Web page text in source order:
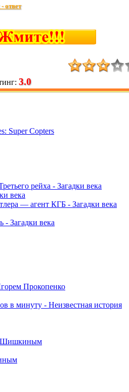
ответ
: 3.0
Super Copters
рейха - Загадки века
века
— агент КГБ - Загадки века
Загадки века
Прокопенко
в минуту - Неизвестная история
Шишкиным